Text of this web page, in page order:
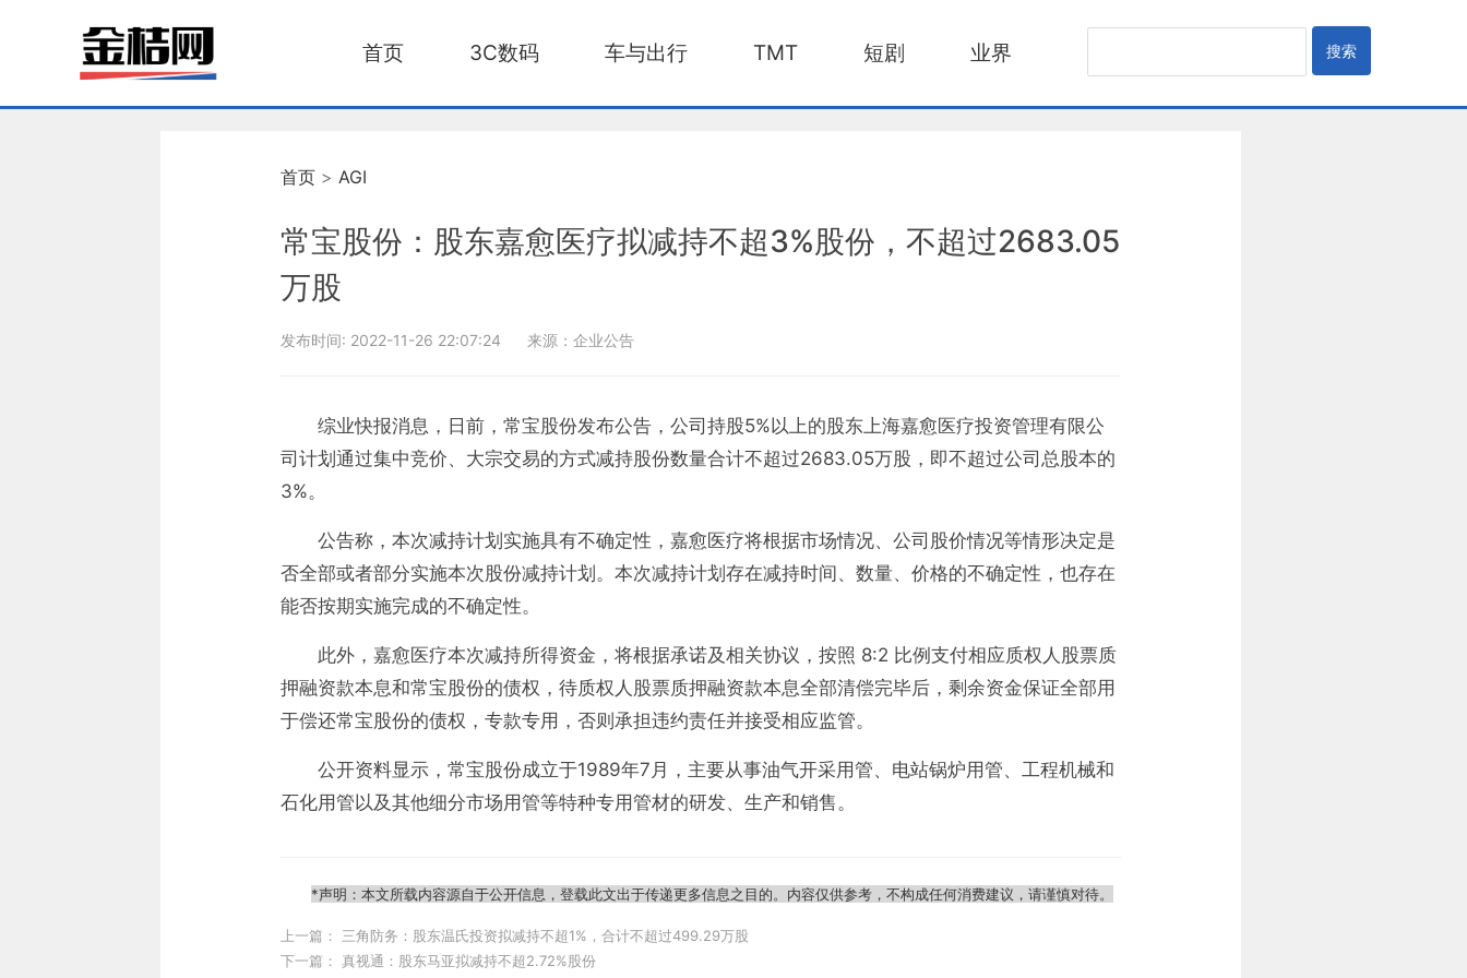
首页 3C数码 车与出行 TMT 短剧 业界
首页 > AGI
常宝股份：股东嘉愈医疗拟减持不超3%股份，不超过2683.05
万股
发布时间: 2022-11-26 22:07:24 来源：企业公告
综业快报消息，日前，常宝股份发布公告，公司持股5%以上的股东上海嘉愈医疗投资管理有限公
司计划通过集中竞价、大宗交易的方式减持股份数量合计不超过2683.05万股，即不超过公司总股本的
3%。
公告称，本次减持计划实施具有不确定性，嘉愈医疗将根据市场情况、公司股价情况等情形决定是
否全部或者部分实施本次股份减持计划。本次减持计划存在减持时间、数量、价格的不确定性，也存在
能否按期实施完成的不确定性。
此外，嘉愈医疗本次减持所得资金，将根据承诺及相关协议，按照 8:2 比例支付相应质权人股票质
押融资款本息和常宝股份的债权，待质权人股票质押融资款本息全部清偿完毕后，剩余资金保证全部用
于偿还常宝股份的债权，专款专用，否则承担违约责任并接受相应监管。
公开资料显示，常宝股份成立于1989年7月，主要从事油气开采用管、电站锅炉用管、工程机械和
石化用管以及其他细分市场用管等特种专用管材的研发、生产和销售。
*声明：本文所载内容源自于公开信息，登载此文出于传递更多信息之目的。内容仅供参考，不构成任何消费建议，请谨慎对待。
上一篇： 三角防务：股东温氏投资拟减持不超1%，合计不超过499.29万股
下一篇：真视通：股东马亚拟减持不超2.72%股份